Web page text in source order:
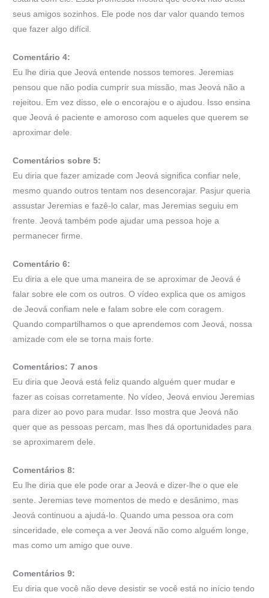
seus amigos sozinhos. Ele pode nos dar valor quando temos
que fazer algo difícil.
Comentário 4:
Eu lhe diria que Jeová entende nossos temores. Jeremias
pensou que não podia cumprir sua missão, mas Jeová não a
rejeitou. Em vez disso, ele o encorajou e o ajudou. Isso ensina
que Jeová é paciente e amoroso com aqueles que querem se
aproximar dele.
Comentários sobre 5:
Eu diria que fazer amizade com Jeová significa confiar nele,
mesmo quando outros tentam nos desencorajar. Pasjur queria
assustar Jeremias e fazê-lo calar, mas Jeremias seguiu em
frente. Jeová também pode ajudar uma pessoa hoje a
permanecer firme.
Comentário 6:
Eu diria a ele que uma maneira de se aproximar de Jeová é
falar sobre ele com os outros. O vídeo explica que os amigos
de Jeová confiam nele e falam sobre ele com coragem.
Quando compartilhamos o que aprendemos com Jeová, nossa
amizade com ele se torna mais forte.
Comentários: 7 anos
Eu diria que Jeová está feliz quando alguém quer mudar e
fazer as coisas corretamente. No vídeo, Jeová enviou Jeremias
para dizer ao povo para mudar. Isso mostra que Jeová não
quer que as pessoas percam, mas lhes dá oportunidades para
se aproximarem dele.
Comentários 8:
Eu lhe diria que ele pode orar a Jeová e dizer-lhe o que ele
sente. Jeremias teve momentos de medo e desânimo, mas
Jeová continuou a ajudá-lo. Quando uma pessoa ora com
sinceridade, ele começa a ver Jeová não como alguém longe,
mas como um amigo que ouve.
Comentários 9:
Eu diria que você não deve desistir se você está no início tendo